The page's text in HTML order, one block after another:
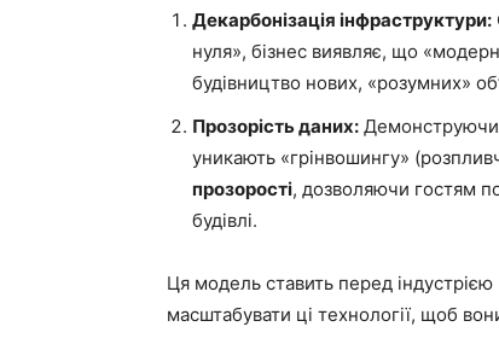
Декарбонізація інфраструктури:
нуля», бізнес виявляє, що
будівництво нових, «розумних»
Прозорість даних: Демонструючи
уникають «грінвошингу»
прозорості, дозволяючи гостям
будівлі.
Ця модель ставить перед
масштабувати ці технології, щоб